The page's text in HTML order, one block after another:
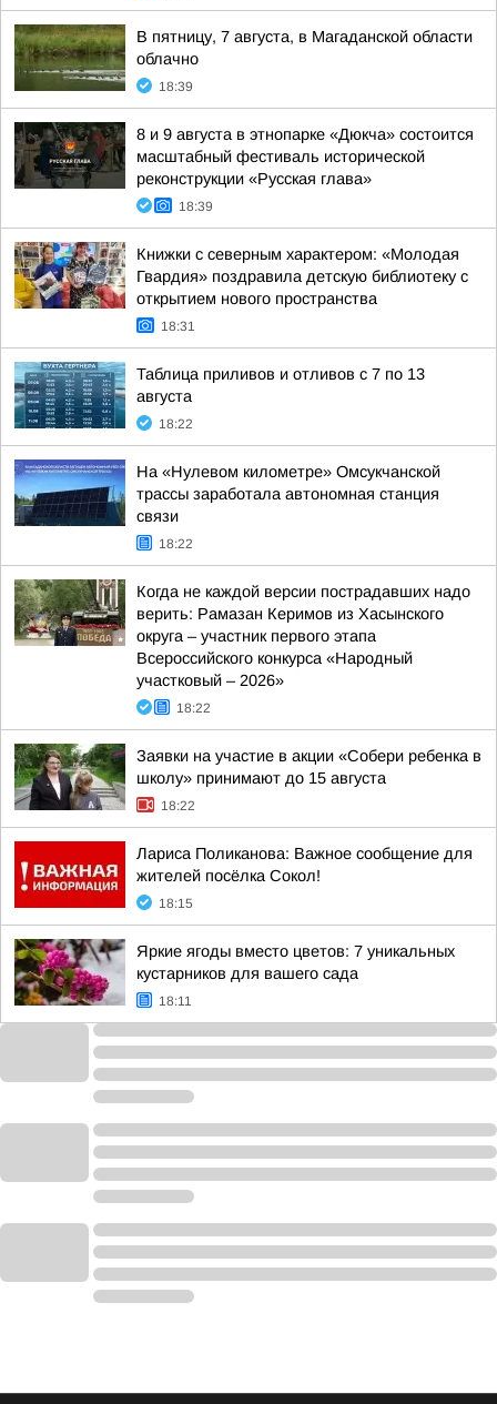
В пятницу, 7 августа, в Магаданской области
облачно
18:39
8 и 9 августа в этнопарке «Дюкча» состоится
масштабный фестиваль исторической
реконструкции «Русская глава»
18:39
Книжки с северным характером: «Молодая
Гвардия» поздравила детскую библиотеку с
открытием нового пространства
18:31
Таблица приливов и отливов с 7 по 13
августа
18:22
На «Нулевом километре» Омсукчанской
трассы заработала автономная станция
связи
18:22
Когда не каждой версии пострадавших надо
верить: Рамазан Керимов из Хасынского
округа – участник первого этапа
Всероссийского конкурса «Народный
участковый – 2026»
18:22
Заявки на участие в акции «Собери ребенка в
школу» принимают до 15 августа
18:22
Лариса Поликанова: Важное сообщение для
жителей посёлка Сокол!
18:15
Яркие ягоды вместо цветов: 7 уникальных
кустарников для вашего сада
18:11